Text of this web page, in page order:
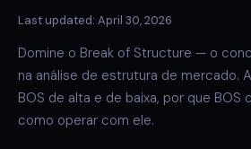
Last updated: April 30, 2026
Domine o Break of Structure — o
na análise de estrutura de mercado.
BOS de alta e de baixa, por que
como operar com ele.